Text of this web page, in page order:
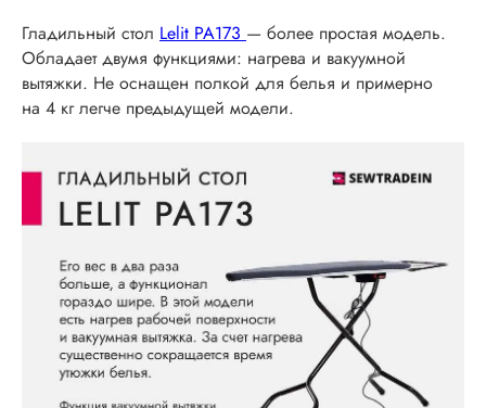
Гладильный стол Lelit PA173 — более простая модель.
Обладает двумя функциями: нагрева и вакуумной
вытяжки. Не оснащен полкой для белья и примерно
на 4 кг легче предыдущей модели.